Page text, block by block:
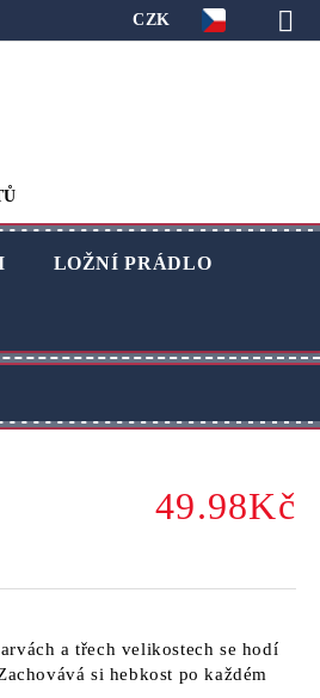
CZK
LOŽNÍ PRÁDLO
49.98Kč
a třech velikostech se hodí
si hebkost po každém